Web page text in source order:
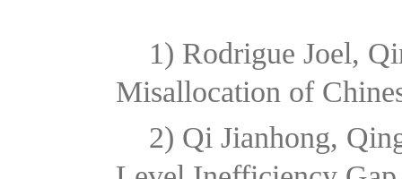
1) Rodrigue Joel,
Misallocation of
2) Qi Jianhong,